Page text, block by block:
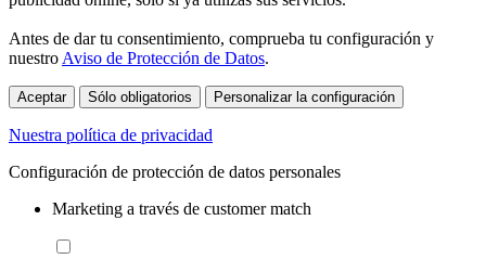
Antes de dar tu consentimiento, comprueba tu configuración y
nuestro Aviso de Protección de Datos.
Aceptar Sólo obligatorios Personalizar la configuración
Nuestra política de privacidad
Configuración de protección de datos personales
Marketing a través de customer match